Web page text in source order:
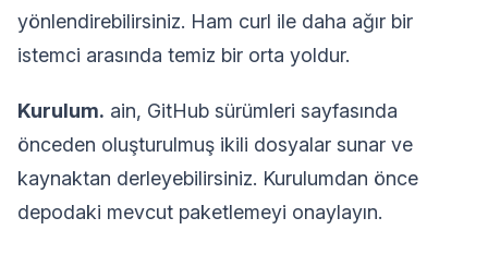
yönlendirebilirsiniz. Ham curl ile daha ağır bir
istemci arasında temiz bir orta yoldur.
Kurulum. ain, GitHub sürümleri sayfasında
önceden oluşturulmuş ikili dosyalar sunar ve
kaynaktan derleyebilirsiniz. Kurulumdan önce
depodaki mevcut paketlemeyi onaylayın.